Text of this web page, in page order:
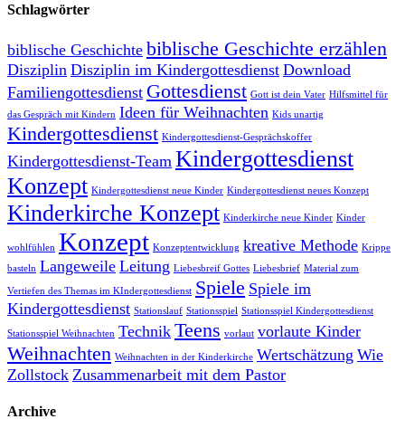
Schlagwörter
biblische Geschichte biblische Geschichte erzählen
Disziplin Disziplin im Kindergottesdienst Download
Familiengottesdienst Gottesdienst Gott ist dein Vater Hilfsmittel für
das Gespräch mit Kindern Ideen für Weihnachten Kids unartig
Kindergottesdienst Kindergottesdienst-Gesprächskoffer
Kindergottesdienst-Team Kindergottesdienst
Konzept Kindergottesdienst neue Kinder Kindergottesdienst neues Konzept
Kinderkirche Konzept Kinderkirche neue Kinder Kinder
wohlfühlen Konzept Konzeptentwicklung kreative Methode Krippe
basteln Langeweile Leitung Liebesbreif Gottes Liebesbrief Material zum
Vertiefen des Themas im KIndergottesdienst Spiele Spiele im
Kindergottesdienst Stationslauf Stationsspiel Stationsspiel Kindergottesdienst
Stationsspiel Weihnachten Technik Teens vorlaut vorlaute Kinder
Weihnachten Weihnachten in der Kinderkirche Wertschätzung Wie
Zollstock Zusammenarbeit mit dem Pastor
Archive